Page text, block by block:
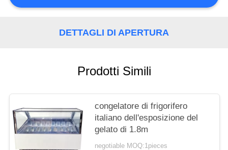
DETTAGLI DI APERTURA
Prodotti Simili
congelatore di frigorifero
italiano dell'esposizione del
gelato di 1.8m
negotiable MOQ:1pieces